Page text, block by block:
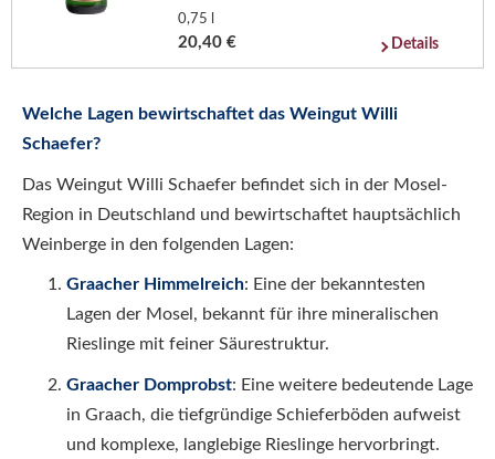
0,75 l
20,40 € Details
Welche Lagen bewirtschaftet das Weingut Willi
Schaefer?
Das Weingut Willi Schaefer befindet sich in der Mosel-
Region in Deutschland und bewirtschaftet hauptsächlich
Weinberge in den folgenden Lagen:
Graacher Himmelreich: Eine der bekanntesten
Lagen der Mosel, bekannt für ihre mineralischen
Rieslinge mit feiner Säurestruktur.
Graacher Domprobst: Eine weitere bedeutende Lage
in Graach, die tiefgründige Schieferböden aufweist
und komplexe, langlebige Rieslinge hervorbringt.